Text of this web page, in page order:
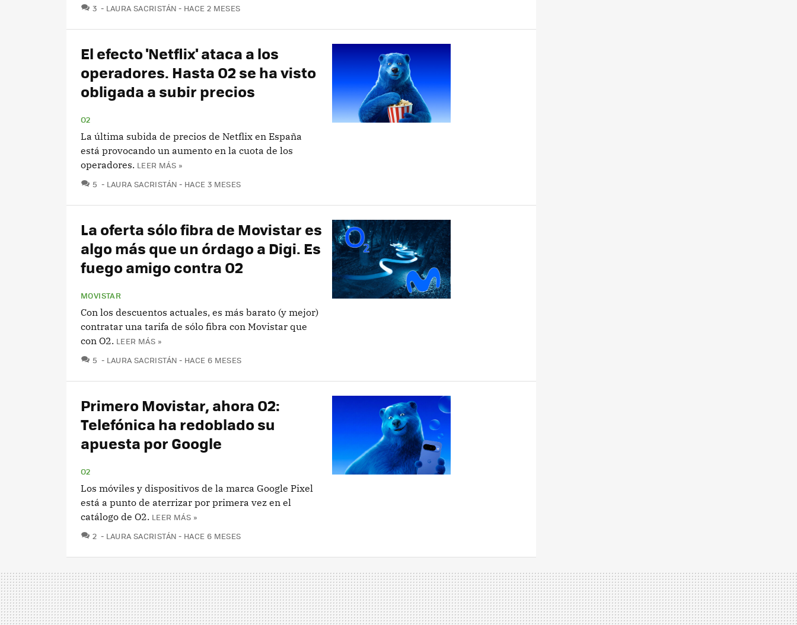
3 COMENTARIOS
LAURA SACRISTÁN HACE 2 MESES
El efecto 'Netflix' ataca a los
operadores. Hasta O2 se ha visto
obligada a subir precios
O2
La última subida de precios de Netflix en España
está provocando un aumento en la cuota de los
operadores. LEER MÁS »
5 COMENTARIOS
LAURA SACRISTÁN HACE 3 MESES
La oferta sólo fibra de Movistar es
algo más que un órdago a Digi. Es
fuego amigo contra O2
MOVISTAR
Con los descuentos actuales, es más barato (y mejor)
contratar una tarifa de sólo fibra con Movistar que
con O2. LEER MÁS »
5 COMENTARIOS
LAURA SACRISTÁN HACE 6 MESES
Primero Movistar, ahora O2:
Telefónica ha redoblado su
apuesta por Google
O2
Los móviles y dispositivos de la marca Google Pixel
está a punto de aterrizar por primera vez en el
catálogo de O2. LEER MÁS »
2 COMENTARIOS
LAURA SACRISTÁN HACE 6 MESES